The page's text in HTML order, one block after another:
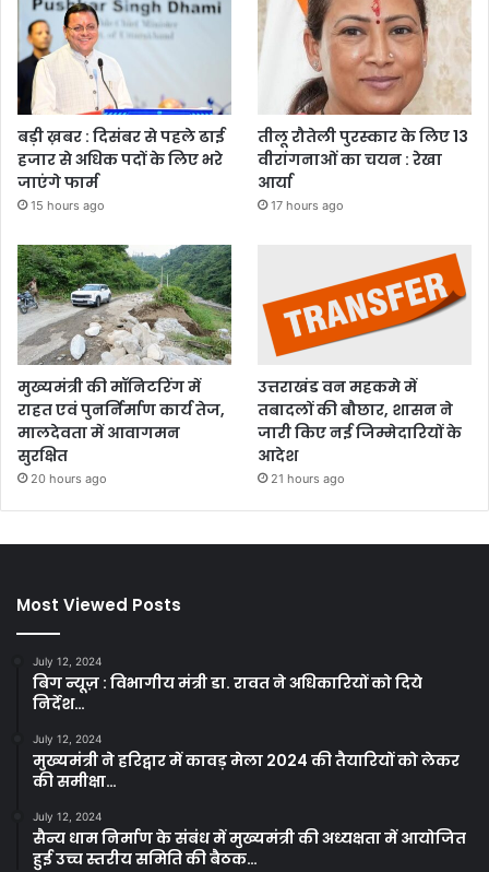
बड़ी ख़बर : दिसंबर से पहले ढाई
हजार से अधिक पदों के लिए भरे
जाएंगे फार्म
15 hours ago
तीलू रौतेली पुरस्कार के लिए 13
वीरांगनाओं का चयन : रेखा
आर्या
17 hours ago
मुख्यमंत्री की मॉनिटरिंग में
राहत एवं पुनर्निर्माण कार्य तेज,
मालदेवता में आवागमन
सुरक्षित
20 hours ago
उत्तराखंड वन महकमे में
तबादलों की बौछार, शासन ने
जारी किए नई जिम्मेदारियों के
आदेश
21 hours ago
Most Viewed Posts
July 12, 2024
बिग न्यूज़ : विभागीय मंत्री डा. रावत ने अधिकारियों को दिये
निर्देश…
July 12, 2024
मुख्यमंत्री ने हरिद्वार में कावड़ मेला 2024 की तैयारियों को लेकर
की समीक्षा…
July 12, 2024
सैन्य धाम निर्माण के संबंध में मुख्यमंत्री की अध्यक्षता में आयोजित
हुई उच्च स्तरीय समिति की बैठक…